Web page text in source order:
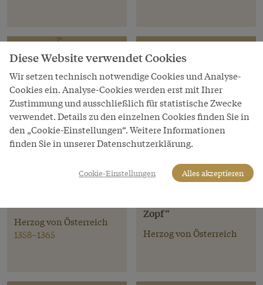
Herzog von Österreich
1358–1365
Habsburger Herrscher
Zopf“
Herzog von Österreich
Diese Website verwendet Cookies
Wir setzen technisch notwendige Cookies und Analyse-
Cookies ein. Analyse-Cookies werden erst mit Ihrer
Zustimmung und ausschließlich für statistische Zwecke
verwendet. Details zu den einzelnen Cookies finden Sie in
den „Cookie-Einstellungen“. Weitere Informationen
finden Sie in unserer Datenschutzerklärung.
Cookie-Einstellungen Alles akzeptieren